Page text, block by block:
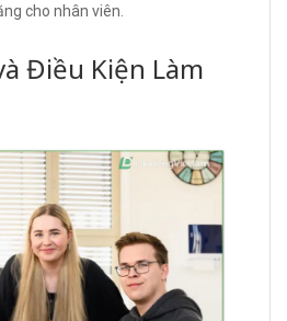
cho nhân viên.
Điều Kiện Làm